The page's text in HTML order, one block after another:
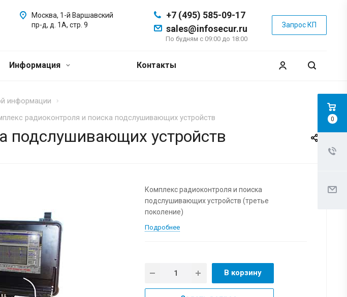
+7 (495) 585-09-17
sales@infosecur.ru
По будням с 09:00 до 18:00
Запрос КП
Москва, 1-й Варшавский
пр-д, д. 1А, стр. 9
Информация Контакты
информации
радиоконтроля и поиска подслушивающих устройств
подслушивающих устройств
Комплекс радиоконтроля и поиска
подслушивающих устройств (третье
поколение)
Подробнее
В корзину
0